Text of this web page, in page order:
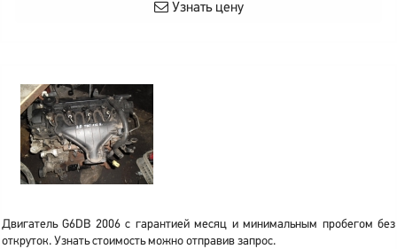
Узнать цену
Двигатель G6DB 2006 с гарантией месяц и минимальным пробегом без
откруток. Узнать стоимость можно отправив запрос.